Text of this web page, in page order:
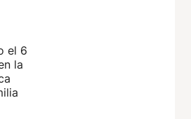
el 6
la